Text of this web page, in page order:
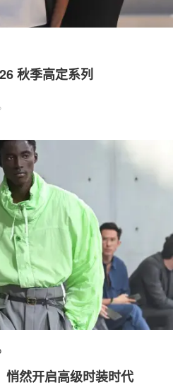
秋季高定系列
悄然开启高级时装时代